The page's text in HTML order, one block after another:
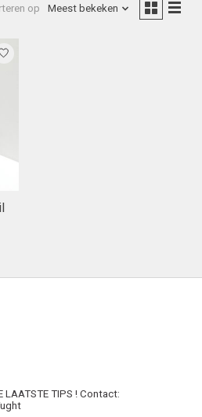
op Meest bekeken
LAATSTE TIPS ! Contact: